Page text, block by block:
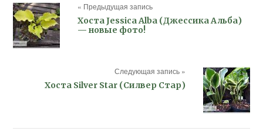
« Предыдущая запись
Хоста Jessica Alba (Джессика Альба)
— новые фото!
Следующая запись »
Хоста Silver Star (Силвер Стар)